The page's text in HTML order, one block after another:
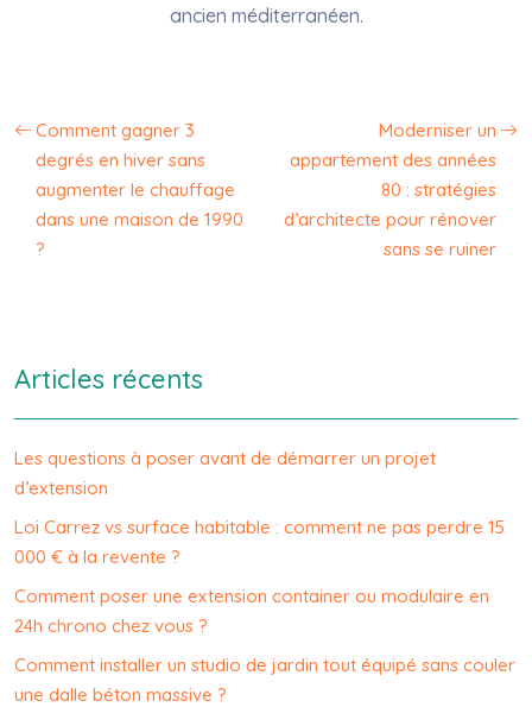
ancien méditerranéen.
Comment gagner 3
degrés en hiver sans
augmenter le chauffage
dans une maison de 1990
?
Moderniser un
appartement des années
80 : stratégies
d’architecte pour rénover
sans se ruiner
Articles récents
Les questions à poser avant de démarrer un projet
d’extension
Loi Carrez vs surface habitable : comment ne pas perdre 15
000 € à la revente ?
Comment poser une extension container ou modulaire en
24h chrono chez vous ?
Comment installer un studio de jardin tout équipé sans couler
une dalle béton massive ?